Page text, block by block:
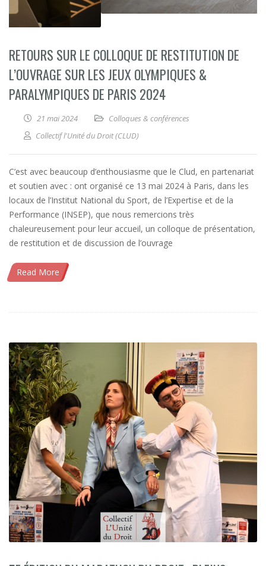
RETOURS SUR LE COLLOQUE DE RESTITUTION DE
L’OUVRAGE SUR LES JEUX OLYMPIQUES &
PARALYMPIQUES DE PARIS 2024
21 mai 2024
Colloques & conférences
Collectif l'Unité du Droit (CLUD)
C’est avec beaucoup d’enthousiasme que le Clud, en partenariat
et soutien avec : ont organisé ce 13 mai 2024 à Paris, dans les
locaux de l’Institut National du Sport, de l’Expertise et de la
Performance (INSEP), que nous remercions très
chaleureusement pour leur accueil, un colloque de présentation,
de restitution et de discussion de l’ouvrage
Read More